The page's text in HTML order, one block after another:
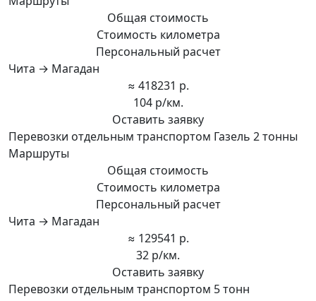
Общая стоимость
Стоимость километра
Персональный расчет
Чита → Магадан
≈ 418231 р.
104 р/км.
Оставить заявку
Перевозки отдельным транспортом Газель 2 тонны
Маршруты
Общая стоимость
Стоимость километра
Персональный расчет
Чита → Магадан
≈ 129541 р.
32 р/км.
Оставить заявку
Перевозки отдельным транспортом 5 тонн